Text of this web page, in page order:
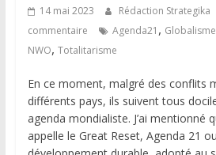
14 mai 2023 Rédaction Strategika
commentaire
Agenda21 , Globalisme
NWO, Totalitarisme
En ce moment, malgré des conflits
différents pays, ils suivent tous
agenda mondialiste. J’ai mentionné
appelle le Great Reset, Agenda 21